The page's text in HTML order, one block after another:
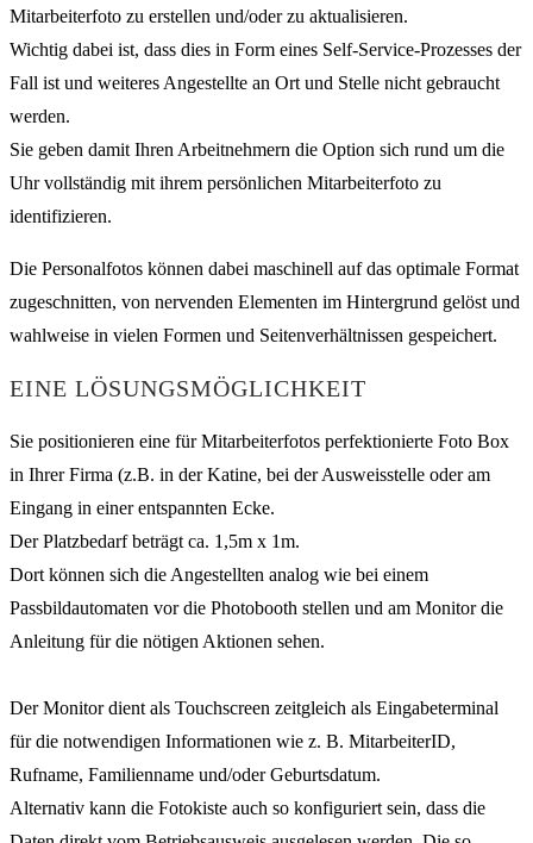
Mitarbeiterfoto zu erstellen und/oder zu aktualisieren.
Wichtig dabei ist, dass dies in Form eines Self-Service-Prozesses der
Fall ist und weiteres Angestellte an Ort und Stelle nicht gebraucht
werden.
Sie geben damit Ihren Arbeitnehmern die Option sich rund um die
Uhr vollständig mit ihrem persönlichen Mitarbeiterfoto zu
identifizieren.
Die Personalfotos können dabei maschinell auf das optimale Format
zugeschnitten, von nervenden Elementen im Hintergrund gelöst und
wahlweise in vielen Formen und Seitenverhältnissen gespeichert.
EINE LÖSUNGSMÖGLICHKEIT
Sie positionieren eine für Mitarbeiterfotos perfektionierte Foto Box
in Ihrer Firma (z.B. in der Katine, bei der Ausweisstelle oder am
Eingang in einer entspannten Ecke.
Der Platzbedarf beträgt ca. 1,5m x 1m.
Dort können sich die Angestellten analog wie bei einem
Passbildautomaten vor die Photobooth stellen und am Monitor die
Anleitung für die nötigen Aktionen sehen.
Der Monitor dient als Touchscreen zeitgleich als Eingabeterminal
für die notwendigen Informationen wie z. B. MitarbeiterID,
Rufname, Familienname und/oder Geburtsdatum.
Alternativ kann die Fotokiste auch so konfiguriert sein, dass die